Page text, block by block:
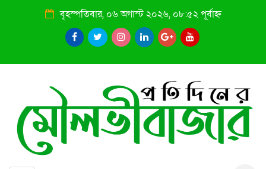
বৃহস্পতিবার, ০৬ অগাস্ট ২০২৬, ০৮:৫২ পূর্বাহ্ন